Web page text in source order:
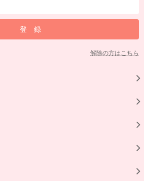
解除の方はこちら